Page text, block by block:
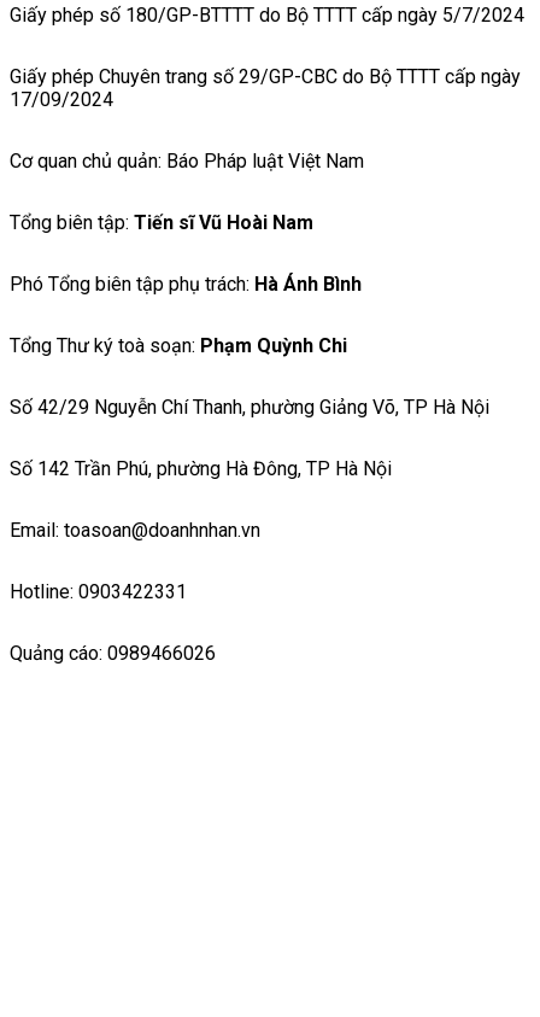
Giấy phép số 180/GP-BTTTT do Bộ TTTT cấp ngày 5/7/2024
Giấy phép Chuyên trang số 29/GP-CBC do Bộ TTTT cấp ngày
17/09/2024
Cơ quan chủ quản: Báo Pháp luật Việt Nam
Tổng biên tập: Tiến sĩ Vũ Hoài Nam
Phó Tổng biên tập phụ trách: Hà Ánh Bình
Tổng Thư ký toà soạn: Phạm Quỳnh Chi
Số 42/29 Nguyễn Chí Thanh, phường Giảng Võ, TP Hà Nội
Số 142 Trần Phú, phường Hà Đông, TP Hà Nội
Email: toasoan@doanhnhan.vn
Hotline: 0903422331
Quảng cáo: 0989466026